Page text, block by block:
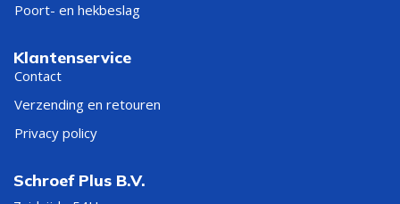
Poort- en hekbeslag
Klantenservice
Contact
Verzending en retouren
Privacy policy
Schroef Plus B.V.